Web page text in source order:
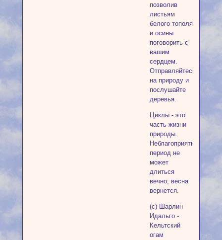
позволив
листьям
белого тополя
и осины
поговорить с
вашим
сердцем.
Отправляйтесь
на природу и
послушайте
деревья.
Циклы - это
часть жизни
природы.
Неблагоприятный
период не
может
длиться
вечно; весна
вернется.
(с) Шарлин
Идальго -
Кельтский
огам